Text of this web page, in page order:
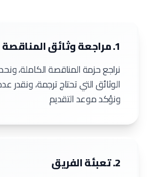
1. مراجعة وثائق المناقصة
نراجع حزمة المناقصة الكاملة،
الوثائق التي تحتاج ترجمة، ونقدر
ونؤكد موعد التقديم
2. تعبئة الفريق